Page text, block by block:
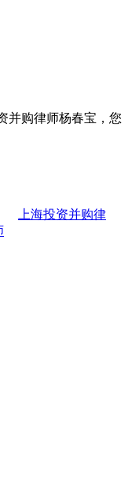
并购律师杨春宝，您
上海投资并购律